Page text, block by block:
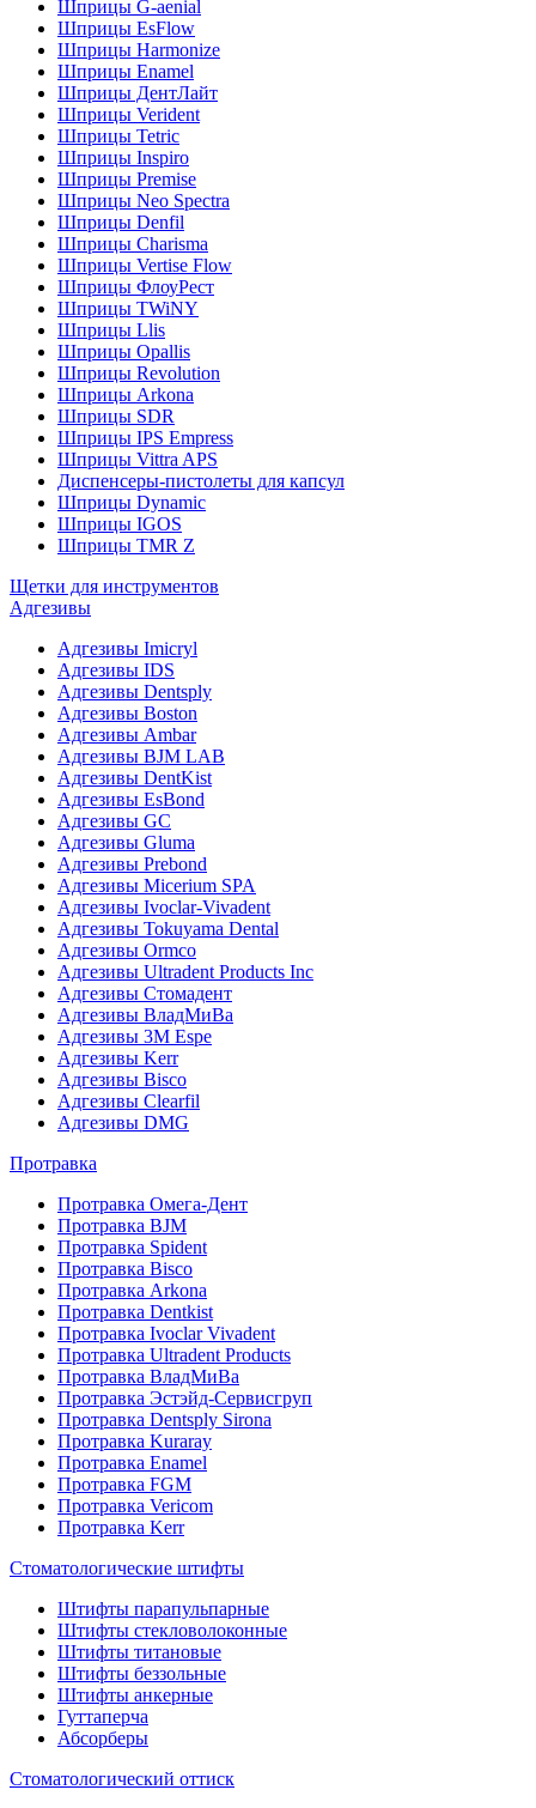
Шприцы G-aenial
Шприцы EsFlow
Шприцы Harmonize
Шприцы Enamel
Шприцы ДентЛайт
Шприцы Verident
Шприцы Tetric
Шприцы Inspiro
Шприцы Premise
Шприцы Neo Spectra
Шприцы Denfil
Шприцы Charisma
Шприцы Vertise Flow
Шприцы ФлоуРест
Шприцы TWiNY
Шприцы Llis
Шприцы Opallis
Шприцы Revolution
Шприцы Arkona
Шприцы SDR
Шприцы IPS Empress
Шприцы Vittra APS
Диспенсеры-пистолеты для капсул
Шприцы Dynamic
Шприцы IGOS
Шприцы TMR Z
Щетки для инструментов
Адгезивы
Адгезивы Imicryl
Адгезивы IDS
Адгезивы Dentsply
Адгезивы Boston
Адгезивы Ambar
Адгезивы BJM LAB
Адгезивы DentKist
Адгезивы EsBond
Адгезивы GC
Адгезивы Gluma
Адгезивы Prebond
Адгезивы Micerium SPA
Адгезивы Ivoclar-Vivadent
Адгезивы Tokuyama Dental
Адгезивы Ormco
Адгезивы Ultradent Products Inc
Адгезивы Стомадент
Адгезивы ВладМиВа
Адгезивы 3M Espe
Адгезивы Kerr
Адгезивы Bisco
Адгезивы Clearfil
Адгезивы DMG
Протравка
Протравка Омега-Дент
Протравка BJM
Протравка Spident
Протравка Bisco
Протравка Arkona
Протравка Dentkist
Протравка Ivoclar Vivadent
Протравка Ultradent Products
Протравка ВладМиВа
Протравка Эстэйд-Сервисгруп
Протравка Dentsply Sirona
Протравка Kuraray
Протравка Enamel
Протравка FGM
Протравка Vericom
Протравка Kerr
Стоматологические штифты
Штифты парапульпарные
Штифты стекловолоконные
Штифты титановые
Штифты беззольные
Штифты анкерные
Гуттаперча
Абсорберы
Стоматологический оттиск